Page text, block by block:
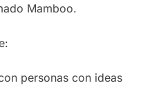
Mamboo.
personas con ideas